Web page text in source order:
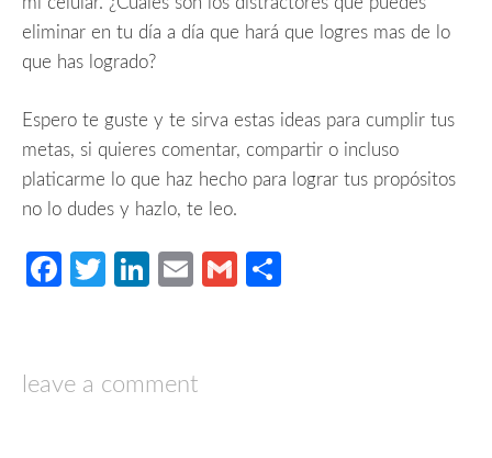
eliminar en tu día a día que hará que logres mas de lo
que has logrado?
Espero te guste y te sirva estas ideas para cumplir tus
metas, si quieres comentar, compartir o incluso
platicarme lo que haz hecho para lograr tus propósitos
no lo dudes y hazlo, te leo.
Facebook
TwitterLinkedIn
EmailGmail
leave a comment